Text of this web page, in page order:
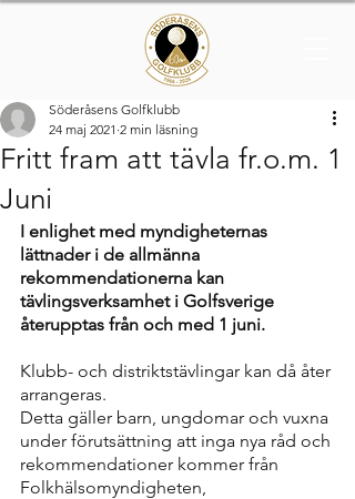
Fritt fram att tävla fr.o.m. 1
Juni
Söderåsens Golfklubb
24 maj 2021 2 min läsning
I enlighet med myndigheternas
lättnader i de allmänna
rekommendationerna kan
tävlingsverksamhet i Golfsverige
återupptas från och med 1 juni.
Klubb- och distriktstävlingar kan då åter
arrangeras.
Detta gäller barn, ungdomar och vuxna
under förutsättning att inga nya råd och
rekommendationer kommer från
Folkhälsomyndigheten,